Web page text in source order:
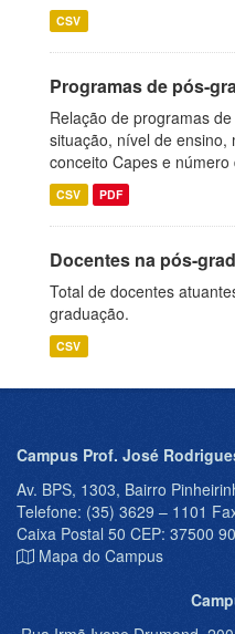
CSV
Programas de pós-
Relação de programas
situação, nível de ensino,
conceito Capes e número
CSV PDF
Docentes na pós-
Total de docentes
graduação.
CSV
Campus Prof. José
Av. BPS, 1303, Bairro
Telefone: (35) 3629 – 1101
Caixa Postal 50 CEP: 37500
Mapa do Campus